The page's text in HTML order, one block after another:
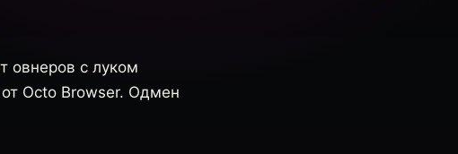
овнеров с луком
Octo Browser. Одмен